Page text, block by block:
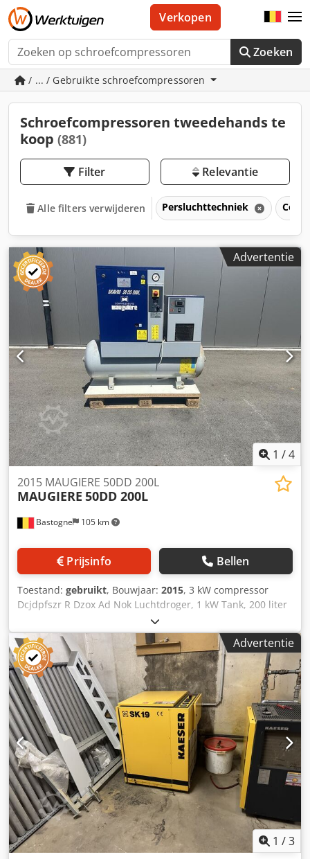
Zoeken
Verkopen
/ ... / Gebruikte schroefcompressoren
Schroefcompressoren tweedehands te
koop (881)
Filter Relevantie
Alle filters verwijderen Persluchttechniek
Advertentie
1 /4
Bastogne 105 km
2015 MAUGIERE 50DD 200L
MAUGIERE 50DD 200L
Prijsinfo Bellen
Toestand: gebruikt, Bouwjaar: 2015, 3 kW compressor
Dcjdpfszr R Dzox Ad Nok Luchtdroger, 1 kW Tank, 200 liter
Advertentie
1 /3